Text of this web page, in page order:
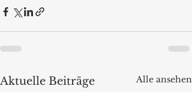
Aktuelle Beiträge Alle ansehen